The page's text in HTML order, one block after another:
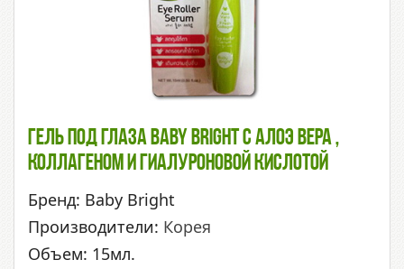
Гель Под Глаза Baby Bright С Алоэ Вера ,
Коллагеном И Гиалуроновой Кислотой
Бренд: Baby Bright
Производители: Корея
Объем: 15мл.